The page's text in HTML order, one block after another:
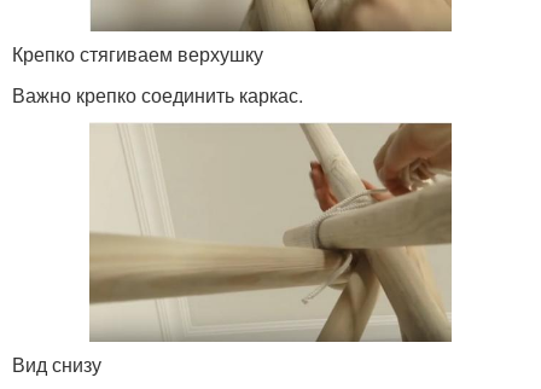
Крепко стягиваем верхушку
Важно крепко соединить каркас.
Вид снизу